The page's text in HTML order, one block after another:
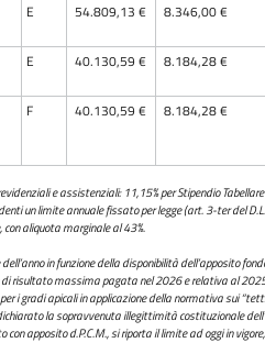
E 54.809,13 € 8.346,00 €
E 40.130,59 € 8.184,28 €
F 40.130,59 € 8.184,28 €
e assistenziali: 11,15% per Stipendio
un limite annuale fissato per legge (art. 3-ter del
aliquota marginale al 43%.
in funzione della disponibilità dell’apposito
risultato massima pagata nel 2026 e relativa al
i gradi apicali in applicazione della normativa sui
la sopravvenuta illegittimità costituzionale
apposito d.P.C.M., si riporta il limite ad oggi in